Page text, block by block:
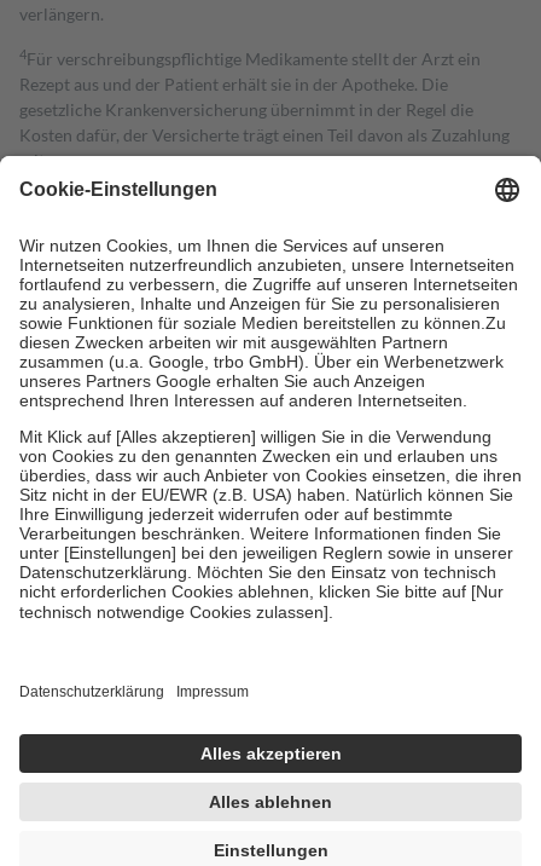
verlängern.
4Für verschreibungspflichtige Medikamente stellt der Arzt ein
Rezept aus und der Patient erhält sie in der Apotheke. Die
gesetzliche Krankenversicherung übernimmt in der Regel die
Kosten dafür, der Versicherte trägt einen Teil davon als Zuzahlung
mit.
Grundsätzlich leisten Mitglieder Zuzahlungen in Höhe von zehn
höchstens zehn Euro.
Es sind jedoch nie mehr als die tatsächlichen
Kosten der Leistung zu entrichten.
Diese Regeln gelten grundsätzlich auch für Online-Apotheken.
Bei Heilmitteln und häuslicher Krankenpflege beträgt die
Zuzahlung zehn Prozent der Kosten sowie zehn Euro je
Verordnung.
Um das Engagement der Versicherten für ihre eigene Gesundheit zu
stärken und die besondere Stellung der Familie zu unterstützen,
fallenkeine Zuzahlungenan bei:
• Kindern und Jugendlichen bis zum vollendeten 18. Lebensjahr
mit Ausnahme der Fahrkosten
• Untersuchungen zur Vorsorge und Früherkennung, die von der
GKV getragen werden
• empfohlenen Schutzimpfungen
• Harn- und Blutteststreifen
getroffen, um sicherzustellen, dass es sich um echte Bewertungen
https://help.etrusted.com/hc/de/articles/4419944605341
Einige Bilder und Inhalte wurden unter Zuhilfenahme künstlicher